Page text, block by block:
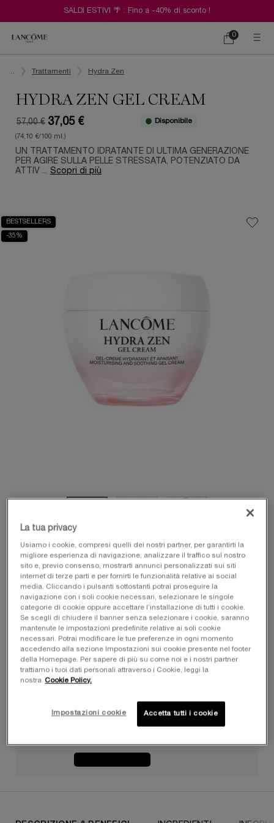
SALDI ESTIVI 🌴 : Fino a -40% di sconto !
Carrello
0
0 prodotto
Trattamenti Hydra Zen
HYDRA ZEN GEL CREAM
Old price
57,00 €
New price
37,05 €
(74,10 €/100 ml.)
Disponibile
UN TRATTAMENTO IDRATANTE DI ULTIMA GENERAZIONE
PER AGIRE SULLA PELLE STRESSATA, POTENZIATO DA
ATTIV ... Scopri di più
BESTSELLERS
-35%
Una sola formato disponibile:50 ML-
Old price
57,00 €
New price
37,05 €
Selezionato
50 ML
Old price
57,00 €New price
37,05 €
, 1 di 1
LA TUA BELLEZZA, OVUNQUE TU VADA​ ️️️
I TUOI ESSENZIALI ON-THE-GO PER UN'ESTATE
La tua privacy
Usiamo i cookie, compresi quelli dei nostri partner, per garantirti la
migliore esperienza di navigazione, analizzare il traffico sul nostro
sito e, previo consenso, mostrarti annunci personalizzati sui siti
internet di terze parti e per fornirti le funzionalità relative ai social
media. Cliccando i pulsanti sottostanti potrai proseguire la
navigazione con i soli cookie necessari, selezionare le singole
categorie di cookie oppure accettare l’installazione di tutti i cookie.
Se scegli di chiudere il banner senza selezionare i cookie, saranno
mantenute le impostazioni predefinite relative ai soli cookie
necessari. Potrai modificare le tue preferenze in ogni momento
accedendo alla sezione Impostazioni sui cookie presente nel footer
della Homepage. Per sapere di più su come noi e i nostri partner
trattiamo i tuoi dati personali attraverso i Cookie, leggi la
nostra
Cookie Policy.
Impostazioni cookie Accetta tutti i cookie